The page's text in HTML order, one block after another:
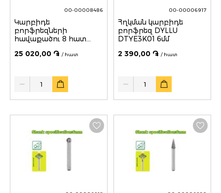
00-00008486
Կարբիդե
բորֆրեզների
հավաքածու 8 հատ
25 020,00 ֏ / հատ
Quantity
00-00006917
Հղկման կարբիդե
բորֆրեզ DYLLU
DTYE3K01 6մմ
2 390,00 ֏ / հատ
Quantity